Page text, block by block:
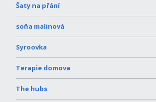
Šaty na přání
soňa malinová
Syroovka
Terapie domova
The hubs